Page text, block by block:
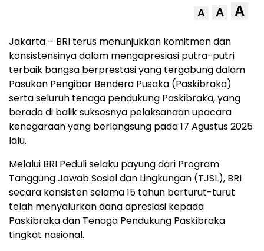
A A A
Jakarta – BRI terus menunjukkan komitmen dan
konsistensinya dalam mengapresiasi putra-putri
terbaik bangsa berprestasi yang tergabung dalam
Pasukan Pengibar Bendera Pusaka (Paskibraka)
serta seluruh tenaga pendukung Paskibraka, yang
berada di balik suksesnya pelaksanaan upacara
kenegaraan yang berlangsung pada 17 Agustus 2025
lalu.
Melalui BRI Peduli selaku payung dari Program
Tanggung Jawab Sosial dan Lingkungan (TJSL), BRI
secara konsisten selama 15 tahun berturut-turut
telah menyalurkan dana apresiasi kepada
Paskibraka dan Tenaga Pendukung Paskibraka
tingkat nasional.